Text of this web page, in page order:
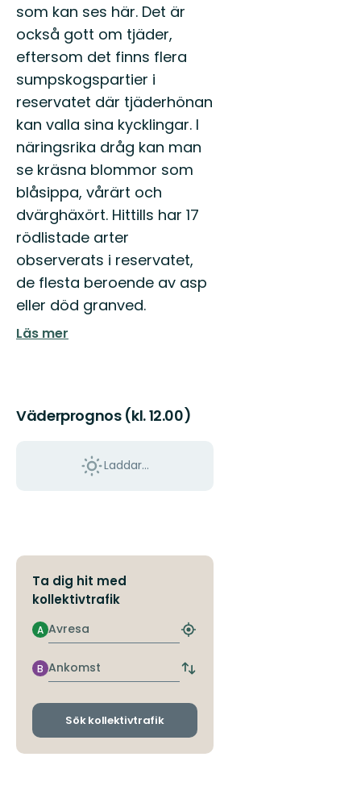
som kan ses här. Det är
också gott om tjäder,
eftersom det finns flera
sumpskogspartier i
reservatet där tjäderhönan
kan valla sina kycklingar. I
näringsrika dråg kan man
se kräsna blommor som
blåsippa, vårärt och
dvärghäxört. Hittills har 17
rödlistade arter
observerats i reservatet,
de flesta beroende av asp
eller död granved.
Läs mer
Väderprognos (kl. 12.00)
Laddar...
Ta dig hit med
kollektivtrafik
Avresa
A
Hitta
hållplats
Ankomst
B
Byt
och
Sök kollektivtrafik